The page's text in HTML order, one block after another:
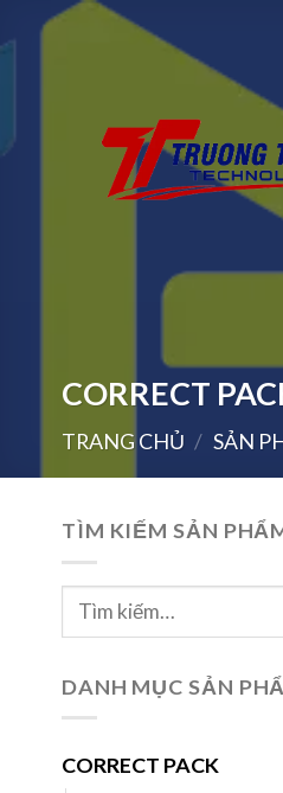
to
CORRECT
TRANG CHỦ / SẢN
TÌM KIẾM SẢN
DANH MỤC SẢN
CORRECT PACK